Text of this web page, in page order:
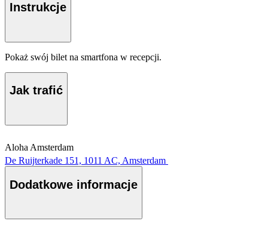
Instrukcje
Pokaż swój bilet na smartfona w recepcji.
Jak trafić
Aloha Amsterdam
De Ruijterkade 151, 1011 AC, Amsterdam
Dodatkowe informacje